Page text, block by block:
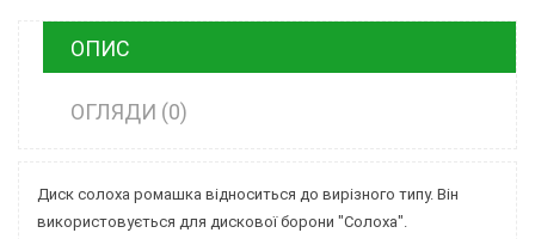
ОПИС
ОГЛЯДИ (0)
Диск солоха ромашка відноситься до вирізного типу. Він
використовується для дискової борони "Солоха".